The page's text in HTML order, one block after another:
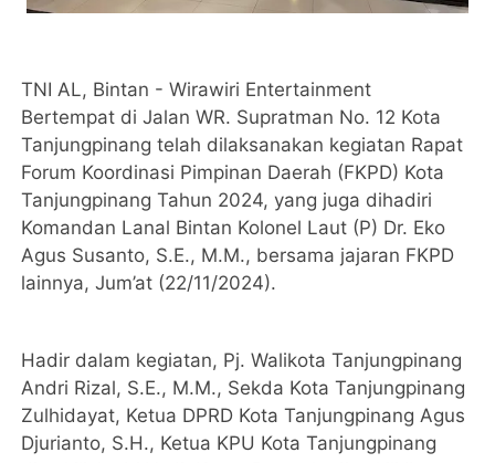
TNI AL, Bintan - Wirawiri Entertainment
Bertempat di Jalan WR. Supratman No. 12 Kota
Tanjungpinang telah dilaksanakan kegiatan Rapat
Forum Koordinasi Pimpinan Daerah (FKPD) Kota
Tanjungpinang Tahun 2024, yang juga dihadiri
Komandan Lanal Bintan Kolonel Laut (P) Dr. Eko
Agus Susanto, S.E., M.M., bersama jajaran FKPD
lainnya, Jum’at (22/11/2024).
Hadir dalam kegiatan, Pj. Walikota Tanjungpinang
Andri Rizal, S.E., M.M., Sekda Kota Tanjungpinang
Zulhidayat, Ketua DPRD Kota Tanjungpinang Agus
Djurianto, S.H., Ketua KPU Kota Tanjungpinang